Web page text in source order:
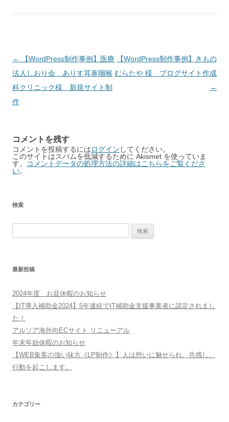
Post
navigation
←
【WordPress制作事例】医療
法人しおり会 ありす耳鼻咽喉
科クリニック様 新規サイト制
作
【WordPress制作事例】きもの
むらたや 様 ブログサイト作成
→
コメントを残す
コメントを投稿するにはログイン してください。
このサイトはスパムを低減するために Akismet を使っていま
す。
コメントデータの処理方法の詳細はこちらをご覧くださ
い。
検索
索:
最新投稿
2024年度 お盆休暇のお知らせ
【IT導入補助金2024】5年連続でIT補助金支援事業者に認定されまし
た！
アルソア海外向ECサイト リニューアル
年末年始休暇のお知らせ
【WEB集客の強い味方《LP制作》】人は想いに魅せられ、共感し、
行動を起こします。
カテゴリー